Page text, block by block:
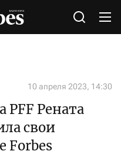
10 апреля 2023, 14:30
PFF Рената
свои
Forbes